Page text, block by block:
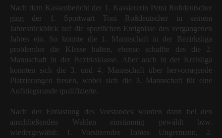
Nach dem Kassenbericht der 1. Kassiererin Petra Roßdeutscher
ging der 1. Sportwart Toni Roßdeutscher in seinem
Jahresrückblick auf die sportlichen Ereignisse des vergangenen
Jahres ein. So konnte die 1. Mannschaft in der Bezirksliga
problemlos die Klasse halten, ebenso schaffte das die 2.
Mannschaft in der Bezirksklasse. Aber auch in der Kreisliga
konnten sich die 3. und 4. Mannschaft über hervorragende
Platzierungen freuen, wobei sich die 3. Mannschaft für eine
Aufstiegsrunde qualifizierte.
Nach der Entlastung des Vorstandes wurden dann bei den
anschließenden Wahlen einstimmig gewählt bzw.
wiedergewählt: 1. Vorsitzender Tobias Ungermann, 2.